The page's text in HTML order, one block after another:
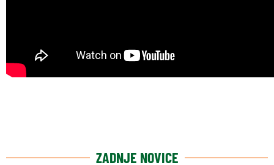
ZADNJE NOVICE